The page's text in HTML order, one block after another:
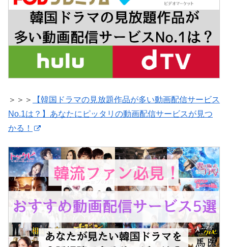
＞＞＞
【韓国ドラマの見放題作品が多い動画配信サービス
No.1は？】あなたにピッタリの動画配信サービスが見つ
かる！